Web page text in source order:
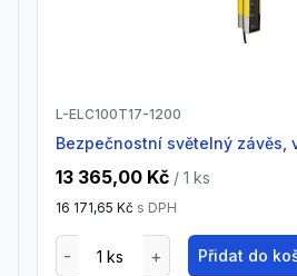
L-ELC100T17-1200
Bezpečnostní světelný závěs,
13 365,00 Kč / 1 ks
16 171,65 Kč s DPH
Přidat do